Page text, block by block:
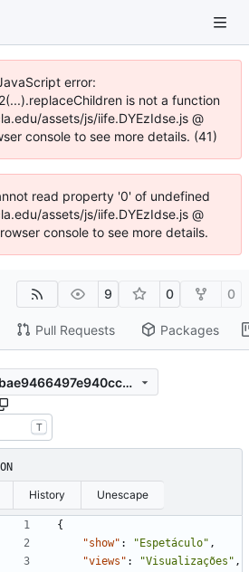
error:
is not a function
assets/js/iife.DYEzIdse.js @
console to see more details. (41)
read property '0' of undefined
assets/js/iife.DYEzIdse.js @
console to see more details.
9 0 0
Pull Requests Packages
7bb1471207a6dd30bae9466497e940ccc6057196
T
History Unescape
{
"show" : "Espetáculo" ,
"views" : "Visualizações" ,